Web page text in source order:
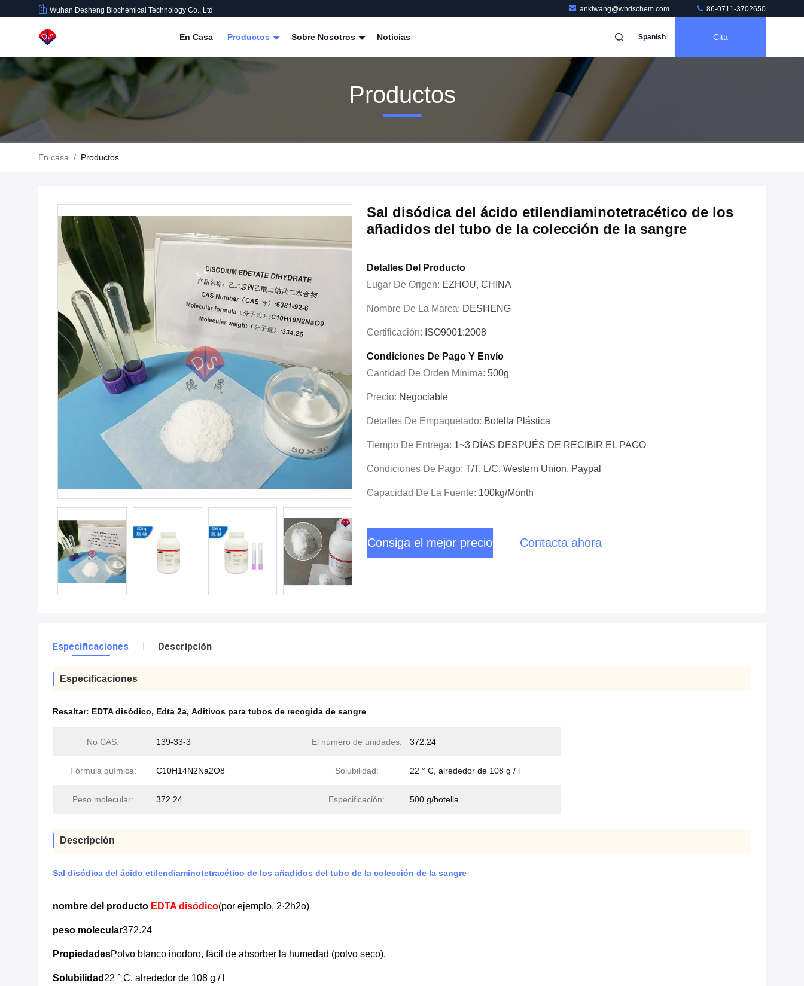
Wuhan Desheng Biochemical Technology Co., Ltd ankiwang@whdschem.com 86-0711-3702650
En Casa Productos Sobre Nosotros Noticias Spanish Cita
Productos
En casa / Productos
Sal disódica del ácido etilendiaminotetracético de los
añadidos del tubo de la colección de la sangre
Detalles Del Producto
Lugar De Origen: EZHOU, CHINA
Nombre De La Marca: DESHENG
Certificación: ISO9001:2008
Condiciones De Pago Y Envío
Cantidad De Orden Mínima: 500g
Precio: Negociable
Detalles De Empaquetado: Botella Plástica
Tiempo De Entrega: 1~3 DÍAS DESPUÉS DE RECIBIR EL PAGO
Condiciones De Pago: T/T, L/C, Western Union, Paypal
Capacidad De La Fuente: 100kg/month
Consiga el mejor precio Contacta ahora
Especificaciones Descripción
Especificaciones
Resaltar: EDTA disódico, Edta 2a, Aditivos para tubos de recogida de sangre
No CAS: 139-33-3 El número de unidades: 372.24
Fórmula química: C10H14N2Na2O8 Solubilidad: 22 ° C, alrededor de 108 g / l
Peso molecular: 372.24 Especificación: 500 g/botella
Descripción
Sal disódica del ácido etilendiaminotetracético de los añadidos del tubo de la colección de la sangre
nombre del producto EDTA disódico(por ejemplo, 2·2h2o)
peso molecular372.24
PropiedadesPolvo blanco inodoro, fácil de absorber la humedad (polvo seco).
Solubilidad 22 ° C, alrededor de 108 g / l